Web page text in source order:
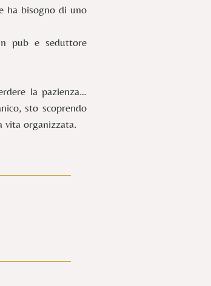
ha bisogno di uno
pub e seduttore
la pazienza…
sto scoprendo
vita organizzata.